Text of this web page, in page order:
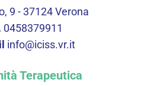
9 - 37124 Verona
0458379911
info@iciss.vr.it
Terapeutica